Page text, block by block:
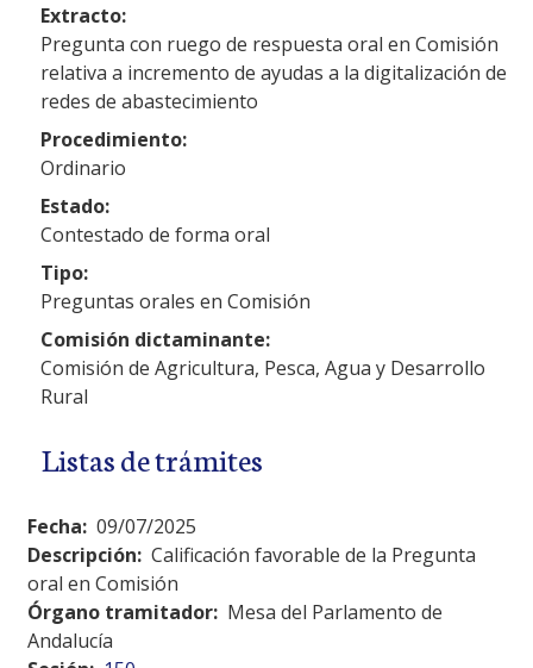
Extracto:
Pregunta con ruego de respuesta oral en Comisión
relativa a incremento de ayudas a la digitalización de
redes de abastecimiento
Procedimiento:
Ordinario
Estado:
Contestado de forma oral
Tipo:
Preguntas orales en Comisión
Comisión dictaminante:
Comisión de Agricultura, Pesca, Agua y Desarrollo
Rural
Listas de trámites
Fecha: 09/07/2025
Descripción: Calificación favorable de la Pregunta
oral en Comisión
Órgano tramitador: Mesa del Parlamento de
Andalucía